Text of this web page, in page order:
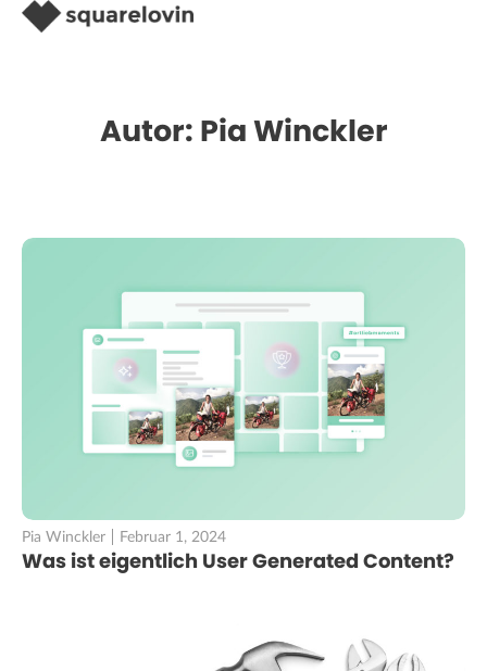
Autor: Pia Winckler
Pia Winckler Februar 1, 2024
Was ist eigentlich User Generated Content?